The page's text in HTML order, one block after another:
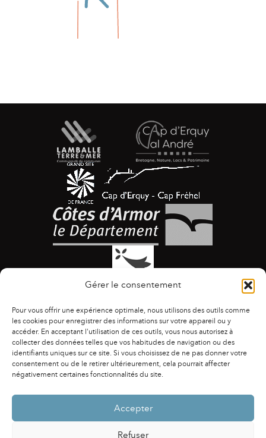
Gérer le consentement
Pour vous offrir une expérience optimale, nous utilisons des outils comme
les cookies pour enregistrer des informations sur votre appareil ou y
accéder. En acceptant l'utilisation de ces outils, vous nous autorisez à
collecter des données telles que vos habitudes de navigation ou des
identifiants uniques sur ce site. Si vous choisissez de ne pas donner votre
consentement ou de le retirer ultérieurement, cela pourrait affecter
négativement certaines fonctionnalités du site.
Accepter
Refuser
ACCESSIBILITÉ | AGENDA | ASSOCIATIONS
|
CONTACTS
PUBLICATIONS | ESPACE PRESSE